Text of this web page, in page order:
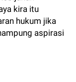
kira itu
hukum jika
aspirasi